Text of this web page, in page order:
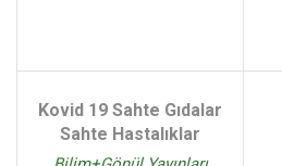
Kovid 19 Sahte Gıdalar
Sahte Hastalıklar